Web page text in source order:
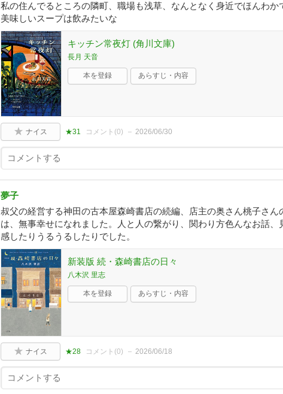
私の住んでるところの隣町、職場も浅草、なんとなく身近でほんわか
美味しいスープは飲みたいな
キッチン常夜灯 (角川文庫)
長月 天音
本を登録 あらすじ・内容
ナイス ★31 コメント(0) 2026/06/30
夢子
叔父の経営する神田の古本屋森崎書店の続編、店主の奥さん桃子さん
は、無事幸せになれました。人と人の繋がり、関わり方色んなお話、
感したりうるうるしたりでした。
新装版 続・森崎書店の日々
八木沢 里志
本を登録 あらすじ・内容
ナイス ★28 コメント(0) 2026/06/18